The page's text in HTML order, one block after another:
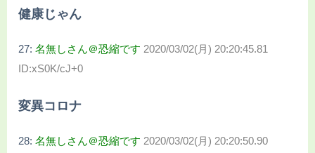
健康じゃん
27: 名無しさん＠恐縮です 2020/03/02(月) 20:20:45.81
ID:xS0K/cJ+0
変異コロナ
28: 名無しさん＠恐縮です 2020/03/02(月) 20:20:50.90